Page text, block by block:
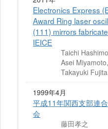
Electronics Express
Award Ring laser
(111) mirrors
IEICE
Taichi
Asei
Takayuki
1999年4月
平成11年関西支部連
会
藤田孝之